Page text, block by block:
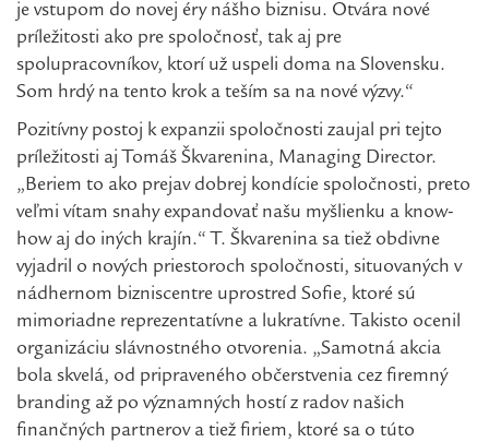
je vstupom do novej éry nášho biznisu. Otvára nové
príležitosti ako pre spoločnosť, tak aj pre
spolupracovníkov, ktorí už uspeli doma na Slovensku.
Som hrdý na tento krok a teším sa na nové výzvy.“
Pozitívny postoj k expanzii spoločnosti zaujal pri tejto
príležitosti aj Tomáš Škvarenina, Managing Director.
„Beriem to ako prejav dobrej kondície spoločnosti, preto
veľmi vítam snahy expandovať našu myšlienku a know-
how aj do iných krajín.“ T. Škvarenina sa tiež obdivne
vyjadril o nových priestoroch spoločnosti, situovaných v
nádhernom bizniscentre uprostred Sofie, ktoré sú
mimoriadne reprezentatívne a lukratívne. Takisto ocenil
organizáciu slávnostného otvorenia. „Samotná akcia
bola skvelá, od pripraveného občerstvenia cez firemný
branding až po významných hostí z radov našich
finančných partnerov a tiež firiem, ktoré sa o túto